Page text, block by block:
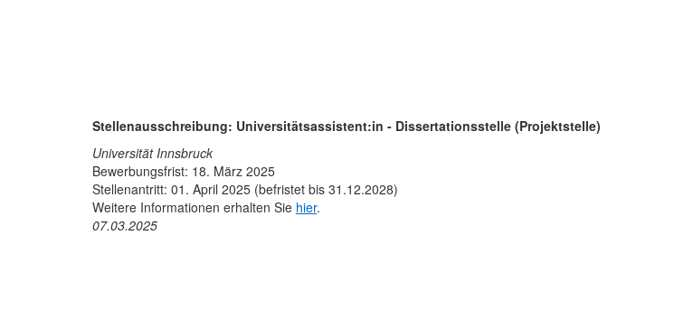
Stellenausschreibung: Universitätsassistent:in - Dissertationsstelle (Projektstelle)
Universität Innsbruck
Bewerbungsfrist: 18. März 2025
Stellenantritt: 01. April 2025 (befristet bis 31.12.2028)
Weitere Informationen erhalten Sie hier.
07.03.2025